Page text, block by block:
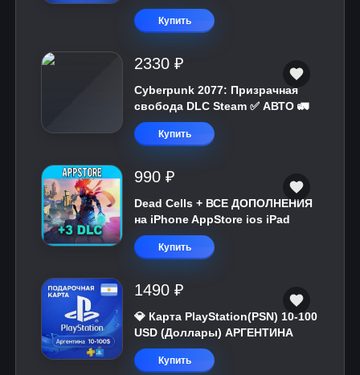
Купить
2330 ₽
Cyberpunk 2077: Призрачная
свобода DLC Steam ✅ АВТО 🚛
Купить
990 ₽
Dead Cells + ВСЕ ДОПОЛНЕНИЯ
на iPhone AppStore ios iPad
Купить
1490 ₽
💎 Карта PlayStation(PSN) 10-100
USD (Доллары) АРГЕНТИНА
Купить